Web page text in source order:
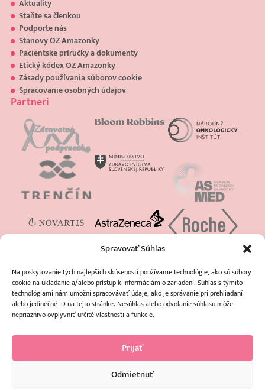
Spravovať Súhlas
Na poskytovanie tých najlepších skúseností používame technológie, ako sú súbory
cookie na ukladanie a/alebo prístup k informáciám o zariadení. Súhlas s týmito
technológiami nám umožní spracovávať údaje, ako je správanie pri prehliadaní
alebo jedinečné ID na tejto stránke. Nesúhlas alebo odvolanie súhlasu môže
nepriaznivo ovplyvniť určité vlastnosti a funkcie.
Prijať
Odmietnuť
Aktuality
Staňte sa členkou
Podporte nás
Stanovy OZ Amazonky
Pacientske príručky a dokumenty
Etický kódex OZ Amazonky
Zásady používania súborov cookie
Spracovanie osobných údajov
Partneri